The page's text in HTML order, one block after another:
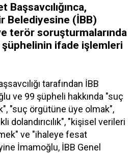
Belediyesine (İBB)
terör soruşturmalarında
şüphelinin ifade işlemleri
tarafından İBB
ve 99 şüpheli hakkında "suç
"suç örgütüne üye olmak",
dolandırıcılık", "kişisel verileri
ve "ihaleye fesat
İmamoğlu, İBB Genel